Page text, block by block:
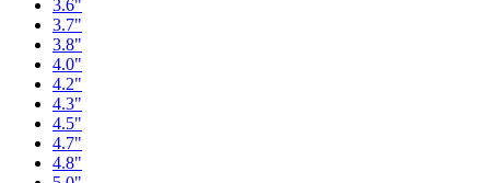
3.6"
3.7"
3.8"
4.0"
4.2"
4.3"
4.5"
4.7"
4.8"